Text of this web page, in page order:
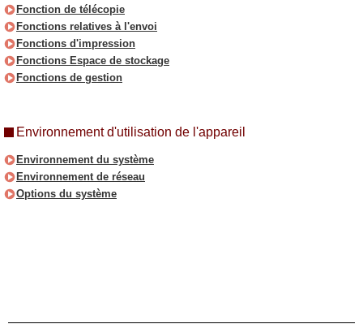
Fonction de télécopie
Fonctions relatives à l'envoi
Fonctions d'impression
Fonctions Espace de stockage
Fonctions de gestion
Environnement d'utilisation de l'appareil
Environnement du système
Environnement de réseau
Options du système